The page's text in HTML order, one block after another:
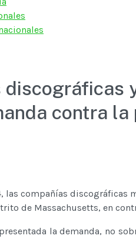
discográficas
contra
las compañías discográficas
de Massachusetts, en
la demanda, no